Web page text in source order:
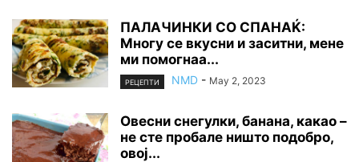
ПАЛАЧИНКИ СО СПАНАЌ:
Многу се вкусни и заситни, мене
ми помогнаа...
РЕЦЕПТИ NMD - May 2, 2023
Овесни снегулки, банана, какао –
не сте пробале ништо подобро,
овој...